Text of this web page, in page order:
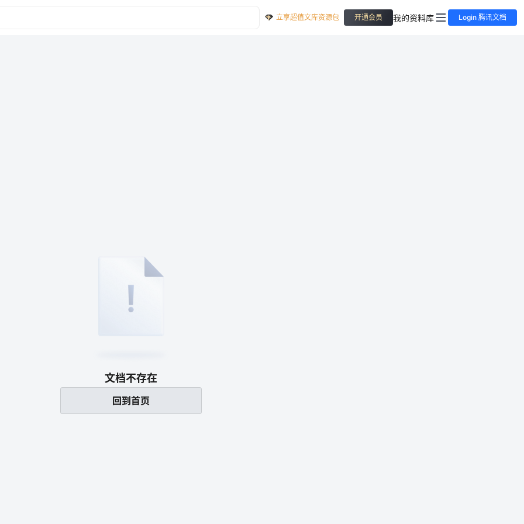
立享超值文库资源包 开通会员 我的资料库 Login 腾讯文档
文档不存在
回到首页